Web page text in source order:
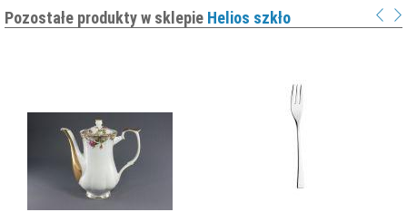
Pozostałe produkty w sklepie Helios szkło